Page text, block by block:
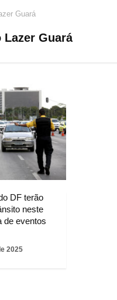
Guará
Lazer Guará
DF terão
neste
de eventos
2025